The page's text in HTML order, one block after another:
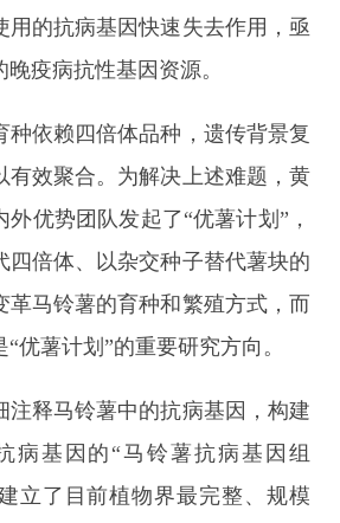
用的抗病基因快速失去作用，亟
疫病抗性基因资源。
依赖四倍体品种，遗传背景复
有效聚合。为解决上述难题，黄
优势团队发起了“优薯计划”，
四倍体、以杂交种子替代薯块的
革马铃薯的育种和繁殖方式，而
优薯计划”的重要研究方向。
释马铃薯中的抗病基因，构建
病基因的“马铃薯抗病基因组
建立了目前植物界最完整、规模